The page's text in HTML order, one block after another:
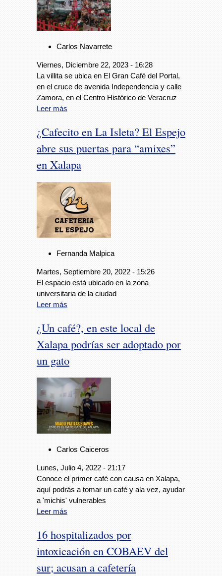
Carlos Navarrete
Viernes, Diciembre 22, 2023 - 16:28
La villita se ubica en El Gran Café del Portal,
en el cruce de avenida Independencia y calle
Zamora, en el Centro Histórico de Veracruz
Leer más
¿Cafecito en La Isleta? El Espejo
abre sus puertas para “amixes”
en Xalapa
Fernanda Malpica
Martes, Septiembre 20, 2022 - 15:26
El espacio está ubicado en la zona
universitaria de la ciudad
Leer más
¿Un café?, en este local de
Xalapa podrías ser adoptado por
un gato
Carlos Caiceros
Lunes, Julio 4, 2022 - 21:17
Conoce el primer café con causa en Xalapa,
aquí podrás a tomar un café y ala vez, ayudar
a 'michis' vulnerables
Leer más
16 hospitalizados por
intoxicación en COBAEV del
sur; acusan a cafetería